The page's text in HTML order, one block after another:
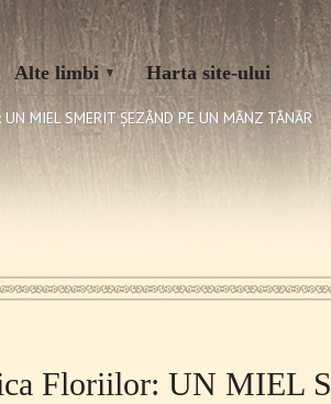
Alte limbi Harta site-ului
MIEL SMERIT ȘEZÂND PE UN MÂNZ TÂNĂR
Floriilor: UN MIEL